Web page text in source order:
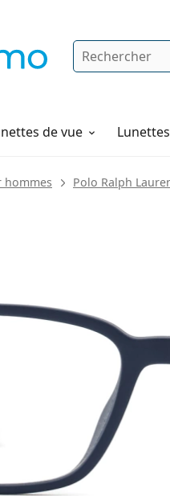
Rechercher
de vue
hommes Polo Ralph
54 mm
Largeur des verres
Largeur
des verres